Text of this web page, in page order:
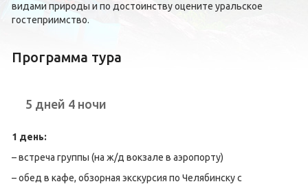
видами природы и по достоинству оцените уральское
гостеприимство.
Программа тура
5 дней 4 ночи
1 день:
– встреча группы (на ж/д вокзале в аэропорту)
– обед в кафе, обзорная экскурсия по Челябинску с